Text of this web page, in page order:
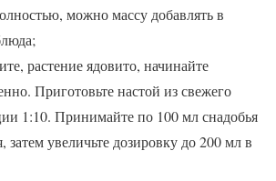
можно массу добавлять в
растение ядовито, начинайте
Приготовьте настой из свежего
1:10. Принимайте по 100 мл снадобья
затем увеличьте дозировку до 200 мл в